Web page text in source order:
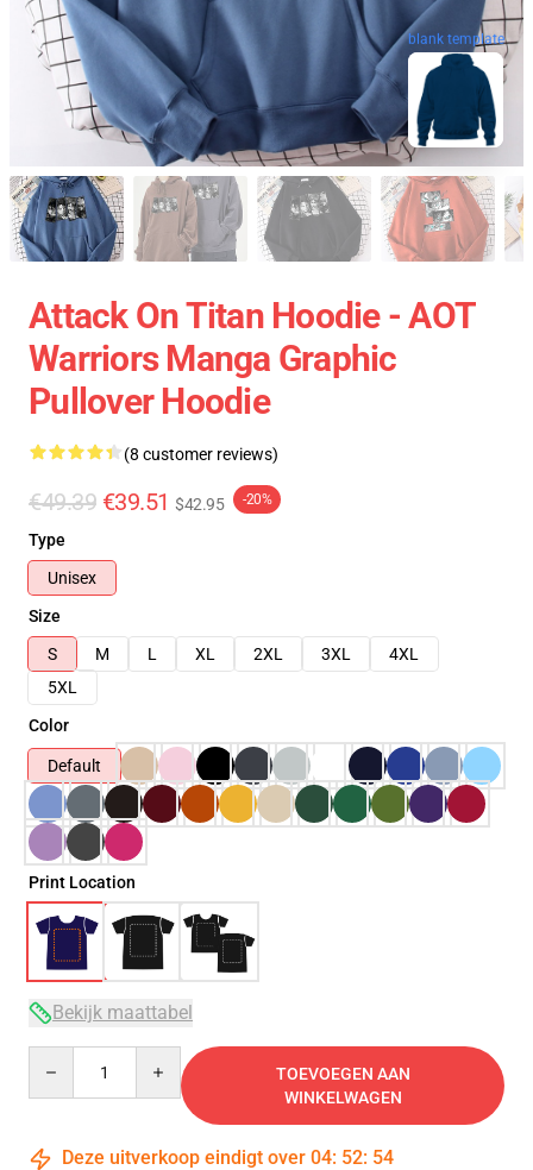
blank template
Attack On Titan Hoodie - AOT
Warriors Manga Graphic
Pullover Hoodie
(8 customer reviews)
€49.39 €39.51 $42.95 -20%
Type
Unisex
Size
S
M L XL 2XL 3XL
4XL
5XL
Color
Default
Print Location
Bekijk maattabel
TOEVOEGEN AAN
WINKELWAGEN
Deze uitverkoop eindigt over 04: 52: 53